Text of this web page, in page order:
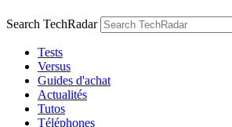
Search TechRadar
Tests
Versus
Guides d'achat
Actualités
Tutos
Téléphones